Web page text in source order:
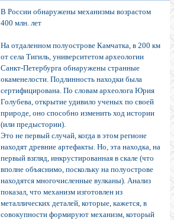
В России обнаружены механизмы возрастом
400 млн. лет
На отдаленном полуострове Камчатка, в 200 км
от села Тигиль, университетом археологии
Санкт-Петербурга обнаружены странные
окаменелости. Подлинность находки была
сертифицирована. По словам археолога Юрия
Голубева, открытие удивило ученых по своей
природе, оно способно изменить ход истории
(или предыстории).
Это не первый случай, когда в этом регионе
находят древние артефакты. Но, эта находка, на
первый взгляд, инкрустированная в скале (что
вполне объяснимо, поскольку на полуострове
находятся многочисленные вулканы). Анализ
показал, что механизм изготовлен из
металлических деталей, которые, кажется, в
совокупности формируют механизм, который